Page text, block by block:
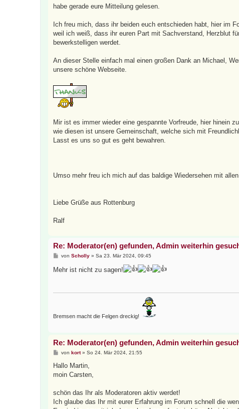
habe gerade eure Mitteilung gelesen.
Ich freu mich, dass ihr beiden euch entschieden habt, hier im
weil ich weiß, dass ihr euren Part mit Sachverstand, Herzblut
bewerkstelligen werdet.
An dieser Stelle einfach mal einen großen Dank an Michael,
unsere schöne Webseite.
Mir ist es immer wieder eine gespannte Vorfreude, hier hinein
wie diesen ist unsere Gemeinschaft, welche sich mit
Lasst es uns so gut es geht bewahren.
Umso mehr freu ich mich auf das baldige Wiedersehen mit
Liebe Grüße aus Rottenburg
Ralf
Re: Moderator(en) gefunden, Admin weiterhin
B
t
von Scholly» Sa 23. Mär 2024, 09:45
Mehr ist nicht zu sagen!
Bremsen macht die Felgen dreckig!
Re: Moderator(en) gefunden, Admin weiterhin
B
i
r
von kort» So 24. Mär 2024, 21:55
Hallo Martin,
moin Carsten,
schön das Ihr als Moderatoren aktiv werdet!
Ich glaube das Ihr mit eurer Erfahrung im Forum schnell die